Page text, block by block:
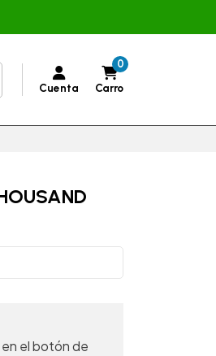
Cuenta
0
Carro
el botón de